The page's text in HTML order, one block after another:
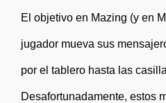
El objetivo en Mazing (y en
jugador mueva sus
por el tablero hasta las
Desafortunadamente, estos